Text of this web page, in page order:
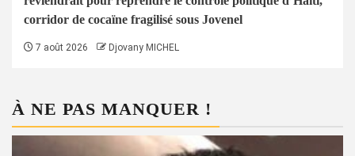
corridor de cocaïne fragilisé sous Jovenel
7 août 2026 Djovany MICHEL
À NE PAS MANQUER !